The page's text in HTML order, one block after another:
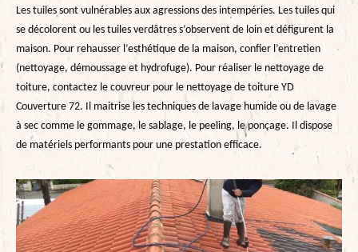
Les tuiles sont vulnérables aux agressions des intempéries. Les tuiles qui
se décolorent ou les tuiles verdâtres s’observent de loin et défigurent la
maison. Pour rehausser l’esthétique de la maison, confier l’entretien
(nettoyage, démoussage et hydrofuge). Pour réaliser le nettoyage de
toiture, contactez le couvreur pour le nettoyage de toiture YD
Couverture 72. Il maitrise les techniques de lavage humide ou de lavage
à sec comme le gommage, le sablage, le peeling, le ponçage. Il dispose
de matériels performants pour une prestation efficace.